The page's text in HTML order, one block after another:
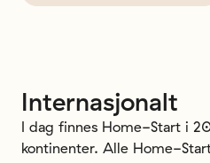
Internasjonalt
I dag finnes Home-Start i
kontinenter. Alle Home-